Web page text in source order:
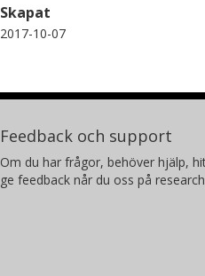
Skapat
2017-10-07
Feedback och support
Om du har frågor, behöver hjälp,
ge feedback når du oss på